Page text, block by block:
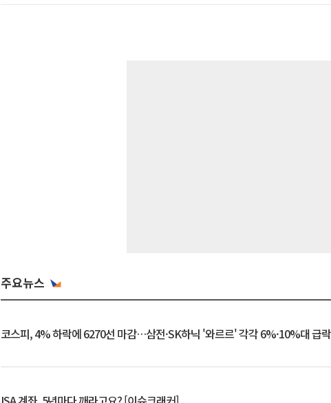
주요뉴스
코스피, 4% 하락에 6270선 마감…삼전·SK하닉 '와르르' 각각 6%·10%대 급락